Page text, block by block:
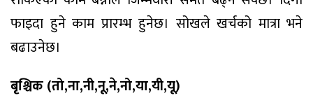
फाइदा हुने काम प्रारम्भ हुनेछ। सोखले खर्चको मात्रा भने
बढाउनेछ।
बृश्चिक (तो,ना,नी,नू,ने,नो,या,यी,यू)